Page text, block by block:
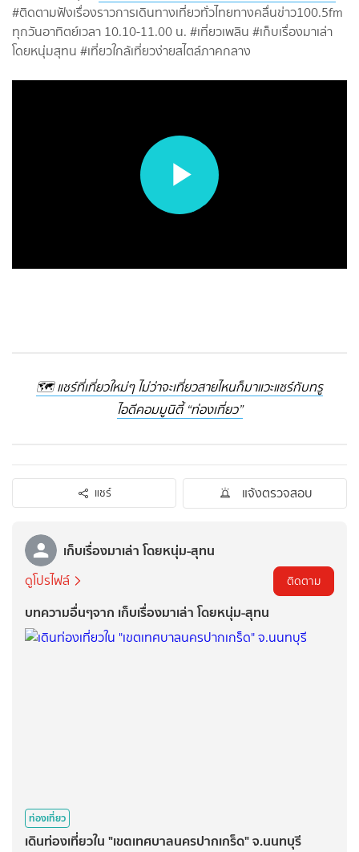
#ติดตามฟังเรื่องราวการเดินทางเที่ยวทั่วไทยทางคลื่นข่าว100.5fm
ทุกวันอาทิตย์เวลา 10.10-11.00 น. #เที่ยวเพลิน #เก็บเรื่องมาเล่า
โดยหนุ่มสุทน #เที่ยวใกล้เที่ยวง่ายสไตล์ภาคกลาง
🗺 แชร์ที่เที่ยวใหม่ๆ ไม่ว่าจะเที่ยวสายไหนก็มาแวะแชร์กับทรู
ไอดีคอมมูนิตี้ “ท่องเที่ยว”
แชร์ แจ้งตรวจสอบ
เก็บเรื่องมาเล่า โดยหนุ่ม-สุทน
ดูโปรไฟล์ ติดตาม
บทความอื่นๆจาก เก็บเรื่องมาเล่า โดยหนุ่ม-สุทน
ท่องเที่ยว
เดินท่องเที่ยวใน "เขตเทศบาลนครปากเกร็ด" จ.นนทบุรี